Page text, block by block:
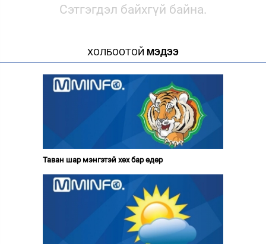
Сэтгэгдэл байхгүй байна.
ХОЛБООТОЙ МЭДЭЭ
Таван шар мэнгэтэй хөх бар өдөр